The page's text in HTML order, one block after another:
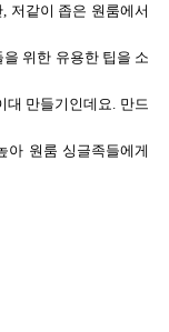
저같이 좁은 원룸에서
을 위한 유용한 팁을 소
대 만들기인데요. 만드
아 원룸 싱글족들에게